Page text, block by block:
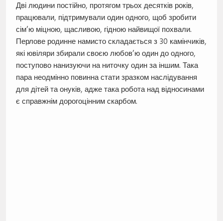
Дві людини постійно, протягом трьох десятків років,
працювали, підтримували один одного, щоб зробити
сім’ю міцною, щасливою, гідною найвищої похвали.
Перлове родинне намисто складається з 30 камінчиків,
які ювіляри збирали своєю любов’ю один до одного,
поступово нанизуючи на ниточку один за іншим. Така
пара неодмінно повинна стати зразком наслідування
для дітей та онуків, адже така робота над відносинами
є справжнім дорогоцінним скарбом.